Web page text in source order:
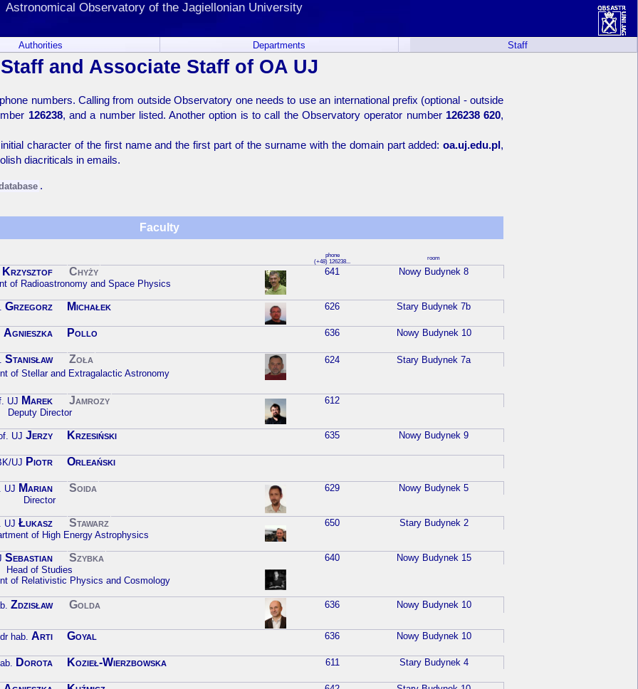
Astronomical Observatory of the Jagiellonian University
Authorities Departments Staff
Staff and Associate Staff of OA UJ
numbers. Calling from outside Observatory one needs to use an international prefix (optional - outside
126238, and a number listed. Another option is to call the Observatory operator number 126238 620,
character of the first name and the first part of the surname with the domain part added:oa.uj.edu.pl ,
diacriticals in emails.
.
Faculty
phone
(+48) 126238...
room
Krzysztof Chyży 641
Nowy Budynek 8
of Radioastronomy and Space Physics
Grzegorz Michałek 626 Stary Budynek 7b
Agnieszka Pollo 636 Nowy Budynek 10
Stanisław Zoła 624
Stary Budynek 7a
of Stellar and Extragalactic Astronomy
UJ Marek Jamrozy
612
Deputy Director
UJ Jerzy Krzesiński 635 Nowy Budynek 9
UJ Piotr Orleański
UJ Marian Soida 629
Nowy Budynek 5
Director
UJ Łukasz Stawarz 650
Stary Budynek 2
of High Energy Astrophysics
Sebastian Szybka 640
Nowy Budynek 15
Head of Studies
of Relativistic Physics and Cosmology
Zdzisław Golda 636 Nowy Budynek 10
dr hab. Arti Goyal 636 Nowy Budynek 10
Dorota Kozieł-Wierzbowska 611 Stary Budynek 4